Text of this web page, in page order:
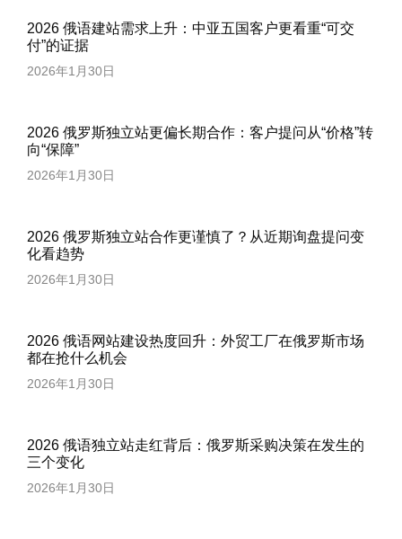
2026 俄语建站需求上升：中亚五国客户更看重“可交
付”的证据
2026年1月30日
2026 俄罗斯独立站更偏长期合作：客户提问从“价格”转
向“保障”
2026年1月30日
2026 俄罗斯独立站合作更谨慎了？从近期询盘提问变
化看趋势
2026年1月30日
2026 俄语网站建设热度回升：外贸工厂在俄罗斯市场
都在抢什么机会
2026年1月30日
2026 俄语独立站走红背后：俄罗斯采购决策在发生的
三个变化
2026年1月30日